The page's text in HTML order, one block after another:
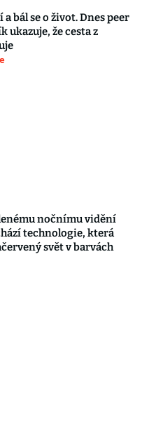
bál se o život. Dnes peer
ukazuje, že cesta z
nočnímu vidění
technologie, která
svět v barvách